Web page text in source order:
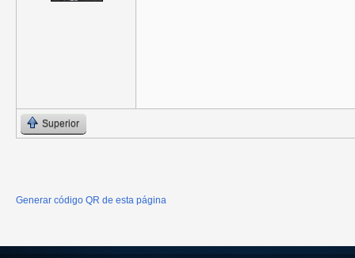
Superior
Generar código QR de esta página